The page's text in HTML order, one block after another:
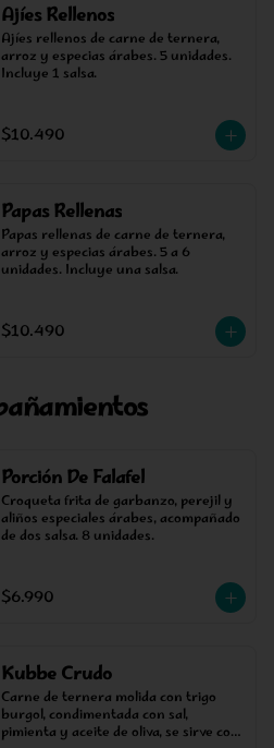
Ajíes Rellenos
Ajíes rellenos de carne de ternera,
arroz y especias árabes. 5 unidades.
Incluye 1 salsa.
$10.490
Papas Rellenas
Papas rellenas de carne de ternera,
arroz y especias árabes. 5 a 6
unidades. Incluye una salsa.
$10.490
Porción De Falafel
Croqueta frita de garbanzo, perejil y
aliños especiales árabes, acompañado
de dos salsa. 8 unidades.
$6.990
Kubbe Crudo
Carne de ternera molida con trigo
burgol, condimentada con sal,
pimienta y aceite de oliva, se sirve con